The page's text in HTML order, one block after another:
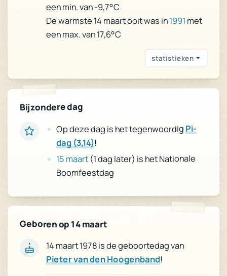
een min. van -9,7°C
De warmste 14 maart ooit was in1991 met
een max. van 17,6°C
statistieken
Bijzondere dag
Op deze dag is het tegenwoordig Pi-
dag (3,14)!
15 maart (1 dag later) is het Nationale
Boomfeestdag
Geboren op 14 maart
14 maart 1978 is de geboortedag van
Pieter van den Hoogenband!